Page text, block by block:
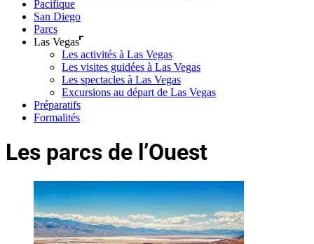
Pacifique
San Diego
Parcs
Las Vegas
Les activités à Las Vegas
Les visites guidées à Las Vegas
Les spectacles à Las Vegas
Excursions au départ de Las Vegas
Préparatifs
Formalités
Les parcs de l’Ouest